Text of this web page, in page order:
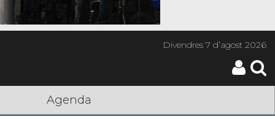
Divendres7 d’agost 2026
Agenda